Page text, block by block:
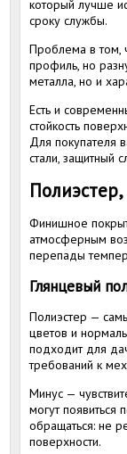
который лучше
сроку службы.
Проблема в том,
профиль, но
металла, но и
Есть и
стойкость
Для покупателя
стали, защитный
Финишное
атмосферным
перепады
Глянцевый
Полиэстер —
цветов и
подходит для
требований к
Минус —
могут
обращаться: не
поверхности.